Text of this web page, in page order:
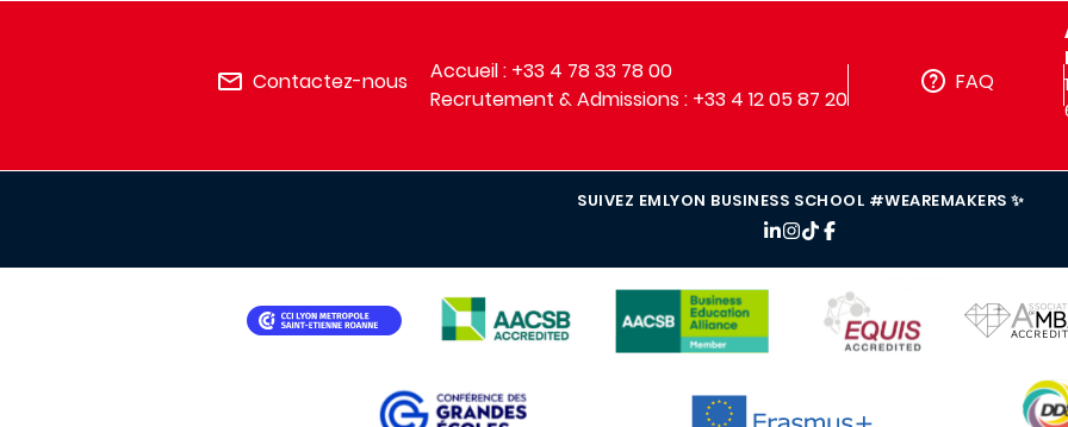
Contactez-nous
Accueil : +33 4 78 33 78 00
Recrutement & Admissions : +33 4 12 05 87 20
FAQ
SUIVEZ EMLYON BUSINESS SCHOOL #WEAREMAKERS ✨
IMAGE
IMAGE
IMAGE